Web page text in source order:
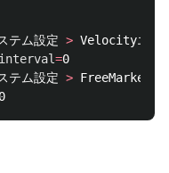
テム設定 > Velocityエン
interval=0
テム設定 > FreeMarker